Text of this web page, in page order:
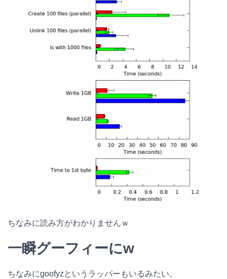
ちなみに読み方がわかりませんｗ
一瞬グーフィーにw
ちなみにgoofyzというラッパーもいるみたい。